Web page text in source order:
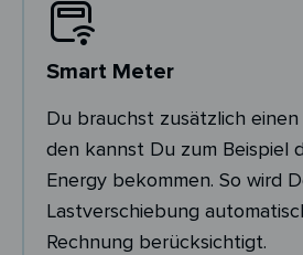
Smart Meter
Du brauchst zusätzlich
den kannst Du zum Beispiel
Energy bekommen. So wird
Lastverschiebung
Rechnung berücksichtigt.